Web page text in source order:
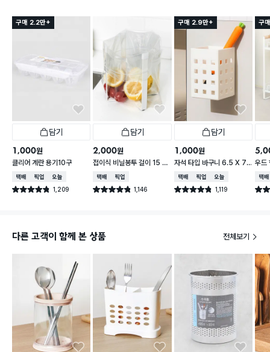
구매 2.2만+
담기
1,000원
클리어 계란 용기10구
택배배송매장픽업오늘배송
별점 4.8점 1,209
건 작성
담기
2,000원
접이식 비닐봉투 걸이 15 X
16.5 cm
택배배송매장픽업
별점 4.8점 1,146
건 작성
구매 2.9만+
담기
1,000원
자석 타입 바구니 6.5 X 7.
5 X 10 cm
택배배송매장픽업오늘배송
별점 4.8점 1,119
건 작성
구
우드
택배
별점
다른 고객이 함께 본 상품 전체보기